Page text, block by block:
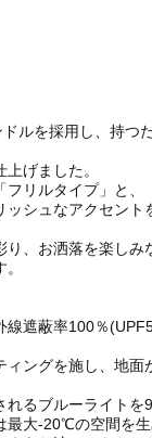
ドルを採用し、持つ
げました。
リルタイプ」と、
ッシュなアクセント
り、お洒落を楽しみ
線遮蔽率100％
ィングを施し、地面
るブルーライトを
最大-20℃の空間を生